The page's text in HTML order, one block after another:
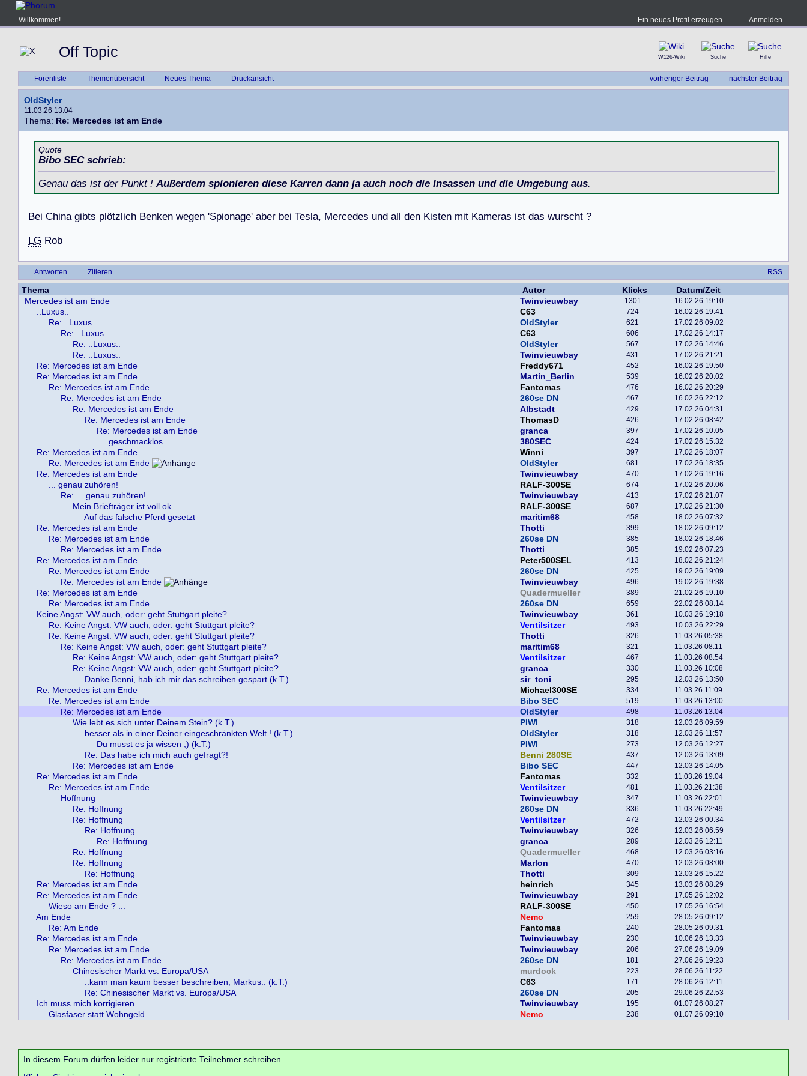
Willkommen! Ein neues Profil erzeugen Anmelden
Off Topic W126-Wiki Suche Hilfe
vorheriger Beitrag nächster Beitrag
Forenliste Themenübersicht Neues Thema Druckansicht
OldStyler
11.03.26 13:04
Thema: Re: Mercedes ist am Ende
Quote
Bibo SEC schrieb:
Genau das ist der Punkt ! Außerdem spionieren diese Karren dann ja auch noch die Insassen und die Umgebung aus.
Bei China gibts plötzlich Benken wegen 'Spionage' aber bei Tesla, Mercedes und all den Kisten mit Kameras ist das wurscht ?
LG Rob
Antworten Zitieren RSS
Thema Autor Klicks
Datum/Zeit
Mercedes ist am Ende
Twinvieuwbay 1301 16.02.26 19:10
..Luxus.. C63 724 16.02.26 19:41
Re: ..Luxus.. OldStyler 621 17.02.26 09:02
Re: ..Luxus.. C63 606 17.02.26 14:17
Re: ..Luxus.. OldStyler 567 17.02.26 14:46
Re: ..Luxus.. Twinvieuwbay 431 17.02.26 21:21
Re: Mercedes ist am Ende Freddy671 452 16.02.26 19:50
Re: Mercedes ist am Ende Martin_Berlin 539 16.02.26 20:02
Re: Mercedes ist am Ende Fantomas 476 16.02.26 20:29
Re: Mercedes ist am Ende 260se DN 467 16.02.26 22:12
Re: Mercedes ist am Ende Albstadt 429 17.02.26 04:31
Re: Mercedes ist am Ende ThomasD 426 17.02.26 08:42
Re: Mercedes ist am Ende granca 397 17.02.26 10:05
geschmacklos 380SEC 424 17.02.26 15:32
Re: Mercedes ist am Ende Winni 397 17.02.26 18:07
Re: Mercedes ist am Ende OldStyler 681 17.02.26 18:35
Re: Mercedes ist am Ende Twinvieuwbay 470 17.02.26 19:16
... genau zuhören! RALF-300SE 674 17.02.26 20:06
Re: ... genau zuhören! Twinvieuwbay 413 17.02.26 21:07
Mein Briefträger ist voll ok ... RALF-300SE 687 17.02.26 21:30
Auf das falsche Pferd gesetzt maritim68 458 18.02.26 07:32
Re: Mercedes ist am Ende Thotti 399 18.02.26 09:12
Re: Mercedes ist am Ende 260se DN 385 18.02.26 18:46
Re: Mercedes ist am Ende Thotti 385 19.02.26 07:23
Re: Mercedes ist am Ende Peter500SEL 413 18.02.26 21:24
Re: Mercedes ist am Ende 260se DN 425 19.02.26 19:09
Re: Mercedes ist am Ende Twinvieuwbay 496 19.02.26 19:38
Re: Mercedes ist am Ende Quadermueller 389 21.02.26 19:10
Re: Mercedes ist am Ende 260se DN 659 22.02.26 08:14
Keine Angst: VW auch, oder: geht Stuttgart pleite? Twinvieuwbay 361 10.03.26 19:18
Re: Keine Angst: VW auch, oder: geht Stuttgart pleite? Ventilsitzer 493 10.03.26 22:29
Re: Keine Angst: VW auch, oder: geht Stuttgart pleite? Thotti 326 11.03.26 05:38
Re: Keine Angst: VW auch, oder: geht Stuttgart pleite? maritim68 321 11.03.26 08:11
Re: Keine Angst: VW auch, oder: geht Stuttgart pleite? Ventilsitzer 467 11.03.26 08:54
Re: Keine Angst: VW auch, oder: geht Stuttgart pleite? granca 330 11.03.26 10:08
Danke Benni, hab ich mir das schreiben gespart (k.T.) sir_toni 295 12.03.26 13:50
Re: Mercedes ist am Ende Michael300SE 334 11.03.26 11:09
Re: Mercedes ist am Ende Bibo SEC 519 11.03.26 13:00
Re: Mercedes ist am Ende OldStyler 498 11.03.26 13:04
Wie lebt es sich unter Deinem Stein? (k.T.) PIWI 318 12.03.26 09:59
besser als in einer Deiner eingeschränkten Welt ! (k.T.) OldStyler 318 12.03.26 11:57
Du musst es ja wissen ;) (k.T.) PIWI 273 12.03.26 12:27
Re: Das habe ich mich auch gefragt?! Benni 280SE 437 12.03.26 13:09
Re: Mercedes ist am Ende Bibo SEC 447 12.03.26 14:05
Re: Mercedes ist am Ende Fantomas 332 11.03.26 19:04
Re: Mercedes ist am Ende Ventilsitzer 481 11.03.26 21:38
Hoffnung Twinvieuwbay 347 11.03.26 22:01
Re: Hoffnung 260se DN 336 11.03.26 22:49
Re: Hoffnung Ventilsitzer 472 12.03.26 00:34
Re: Hoffnung Twinvieuwbay 326 12.03.26 06:59
Re: Hoffnung granca 289 12.03.26 12:11
Re: Hoffnung Quadermueller 468 12.03.26 03:16
Re: Hoffnung Marlon 470 12.03.26 08:00
Re: Hoffnung Thotti 309 12.03.26 15:22
Re: Mercedes ist am Ende heinrich 345 13.03.26 08:29
Re: Mercedes ist am Ende Twinvieuwbay 291 17.05.26 12:02
Wieso am Ende ? ... RALF-300SE 450 17.05.26 16:54
Am Ende Nemo 259 28.05.26 09:12
Re: Am Ende Fantomas 240 28.05.26 09:31
Re: Mercedes ist am Ende Twinvieuwbay 230 10.06.26 13:33
Re: Mercedes ist am Ende Twinvieuwbay 206 27.06.26 19:09
Re: Mercedes ist am Ende 260se DN 181 27.06.26 19:23
Chinesischer Markt vs. Europa/USA murdock 223 28.06.26 11:22
..kann man kaum besser beschreiben, Markus.. (k.T.) C63 171 28.06.26 12:11
Re: Chinesischer Markt vs. Europa/USA 260se DN 205 29.06.26 22:53
Ich muss mich korrigieren Twinvieuwbay 195 01.07.26 08:27
Glasfaser statt Wohngeld Nemo 238 01.07.26 09:10
In diesem Forum dürfen leider nur registrierte Teilnehmer schreiben.